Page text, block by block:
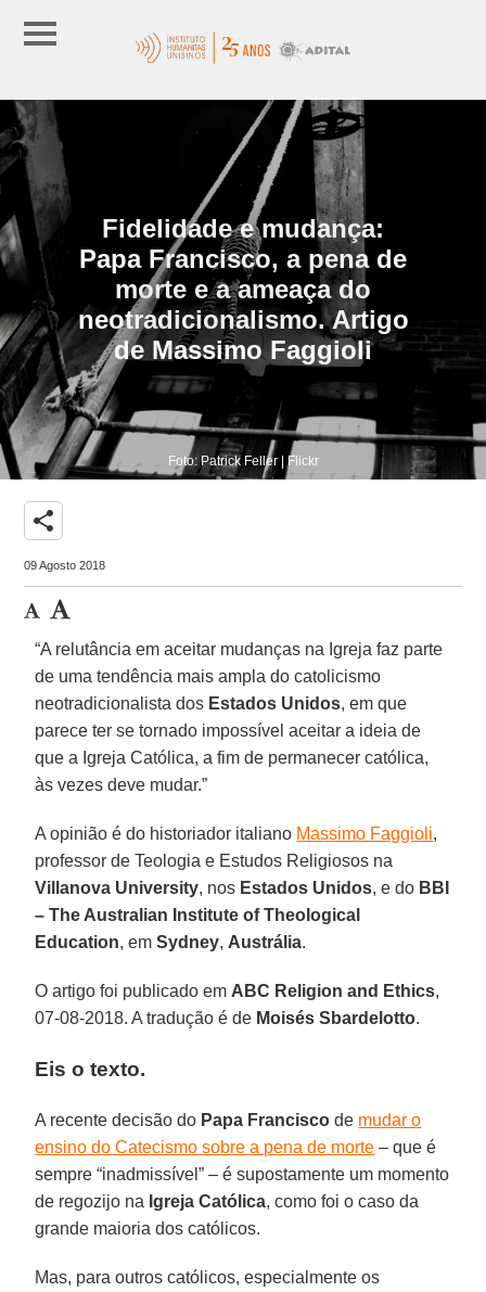
Fidelidade e mudança:
Papa Francisco, a pena de
morte e a ameaça do
neotradicionalismo. Artigo
de Massimo Faggioli
Foto: Patrick Feller | Flickr
share
09 Agosto 2018
“A relutância em aceitar mudanças na Igreja faz parte
de uma tendência mais ampla do catolicismo
neotradicionalista dos Estados Unidos, em que
parece ter se tornado impossível aceitar a ideia de
que a Igreja Católica, a fim de permanecer católica,
às vezes deve mudar.”
A opinião é do historiador italiano Massimo Faggioli,
professor de Teologia e Estudos Religiosos na
Villanova University, nos Estados Unidos, e do BBI
– The Australian Institute of Theological
Education, emSydney, Austrália.
O artigo foi publicado em ABC Religion and Ethics,
07-08-2018. A tradução é de Moisés Sbardelotto.
Eis o texto.
A recente decisão do Papa Francisco de mudar o
ensino do Catecismo sobre a pena de morte – que é
sempre “inadmissível” – é supostamente um momento
de regozijo na Igreja Católica, como foi o caso da
grande maioria dos católicos.
Mas, para outros católicos, especialmente os